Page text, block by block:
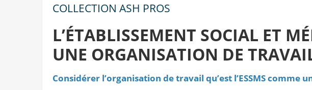
COLLECTION ASH PROS
L’ÉTABLISSEMENT SOCIAL ET
UNE ORGANISATION DE
Considérer l’organisation de travail qu’est l’ESSMS comme